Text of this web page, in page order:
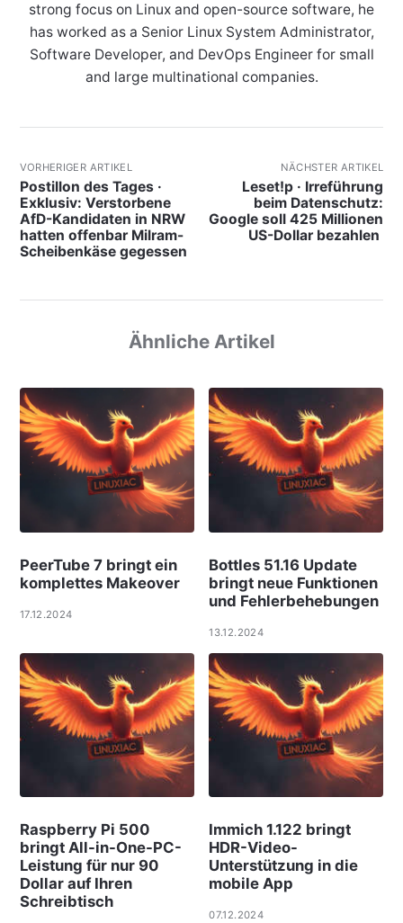
strong focus on Linux and open-source software, he
has worked as a Senior Linux System Administrator,
Software Developer, and DevOps Engineer for small
and large multinational companies.
VORHERIGER ARTIKEL
Postillon des Tages ·
Exklusiv: Verstorbene
AfD-Kandidaten in NRW
hatten offenbar Milram-
Scheibenkäse gegessen
NÄCHSTER ARTIKEL
Leset!p · Irreführung
beim Datenschutz:
Google soll 425 Millionen
US-Dollar bezahlen
Ähnliche Artikel
PeerTube 7 bringt ein
komplettes Makeover
17.12.2024
Bottles 51.16 Update
bringt neue Funktionen
und Fehlerbehebungen
13.12.2024
Raspberry Pi 500
bringt All-in-One-PC-
Leistung für nur 90
Dollar auf Ihren
Schreibtisch
Immich 1.122 bringt
HDR-Video-
Unterstützung in die
mobile App
07.12.2024